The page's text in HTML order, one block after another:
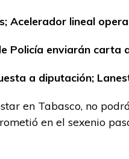
Acelerador lineal
Policía enviarán carta
a diputación;
en Tabasco, no
en el sexenio